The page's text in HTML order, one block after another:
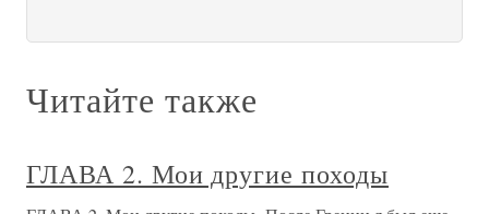
Читайте также
ГЛАВА 2. Мои другие походы